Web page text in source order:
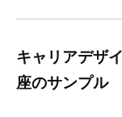
キャリアデザ
座のサンプル